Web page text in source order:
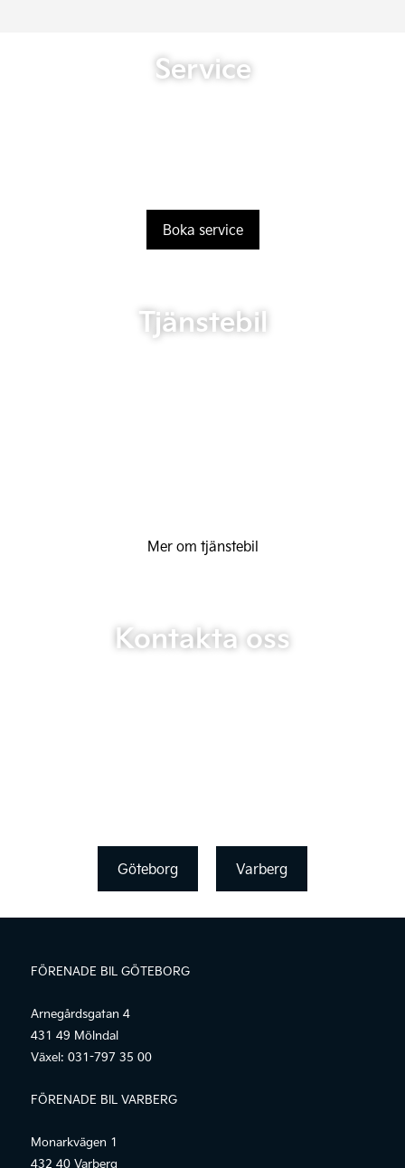
Service
Boka service
Tjänstebil
Mer om tjänstebil
Kontakta oss
Göteborg Varberg
FÖRENADE BIL GÖTEBORG
Arnegårdsgatan 4
431 49 Mölndal
Växel: 031-797 35 00
FÖRENADE BIL VARBERG
Monarkvägen 1
432 40 Varberg